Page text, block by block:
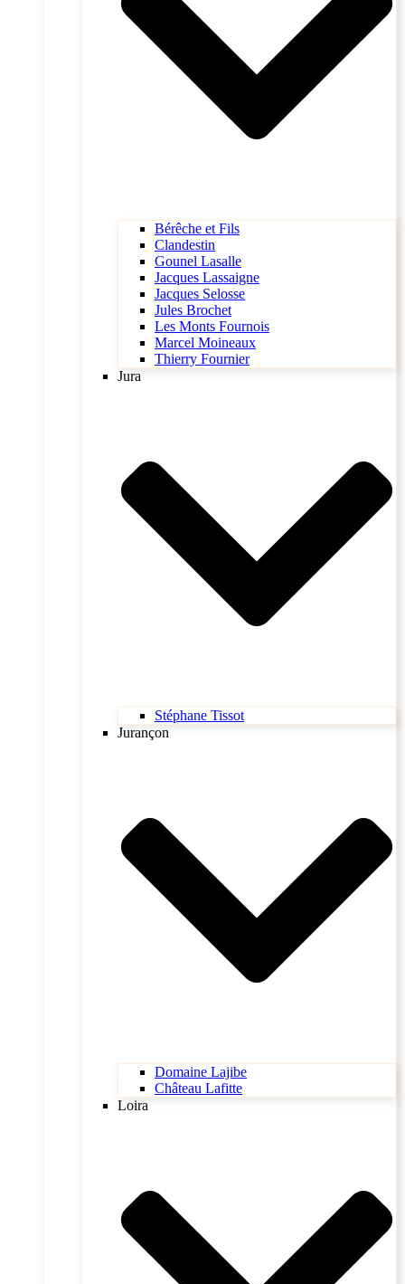
Bérêche et Fils
Clandestin
Gounel Lasalle
Jacques Lassaigne
Jacques Selosse
Jules Brochet
Les Monts Fournois
Marcel Moineaux
Thierry Fournier
Jura
Stéphane Tissot
Jurançon
Domaine Lajibe
Château Lafitte
Loira